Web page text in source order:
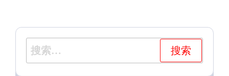
搜
索：